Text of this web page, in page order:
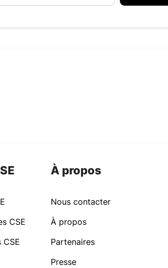
CSE
À propos
Nous contacter
À propos
Partenaires
Presse